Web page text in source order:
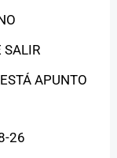
SALIR
APUNTO
26